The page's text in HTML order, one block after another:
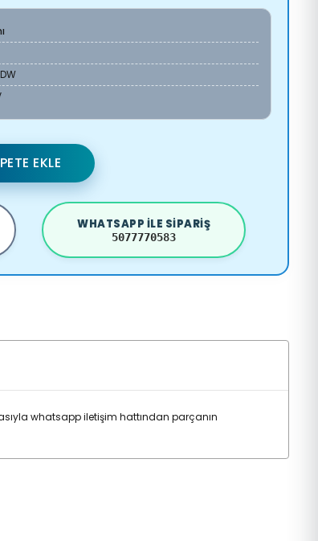
EKLE
WHATSAPP ILE SIPARIŞ
5077770583
whatsapp iletişim hattından parçanın